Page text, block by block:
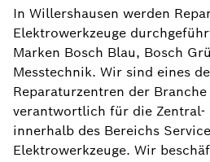
In Willershausen werden
Elektrowerkzeuge
Marken Bosch Blau, Bosch
Messtechnik. Wir sind eines
Reparaturzentren der
verantwortlich für die
innerhalb des Bereichs
Elektrowerkzeuge. Wir